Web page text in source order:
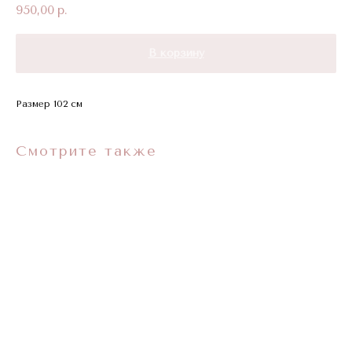
950,00 р.
Размер 102 см
Смотрите также